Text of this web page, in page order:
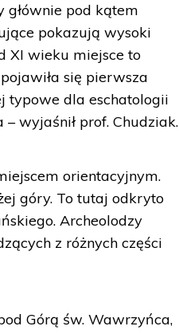
pod kątem
pokazują wysoki
XI wieku miejsce to
się pierwsza
typowe dla eschatologii
wyjaśnił prof. Chudziak.
orientacyjnym.
góry. To tutaj odkryto
Archeolodzy
z różnych części
Górą św. Wawrzyńca,